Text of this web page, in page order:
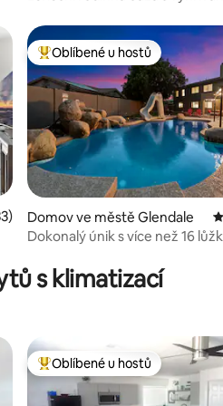
hodnocení 5 z 5, 33 hodnocení
Nejlepší v kategorii Oblíbené u
Oblíbené u hostů
Domov ve městě Glendale
Dokonalý únik s více než 16
s klimatizací
Nejlepší v kategorii Oblíbené u
Oblíbené u hostů